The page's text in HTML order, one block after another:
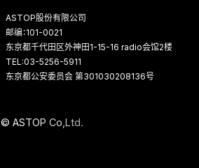
ASTOP股份有限公司
邮编：101-0021
东京都千代田区外神田1-15-16 radio会馆2楼
TEL:03-5256-5911
东京都公安委员会 第301030208136号
© ASTOP Co Ltd.